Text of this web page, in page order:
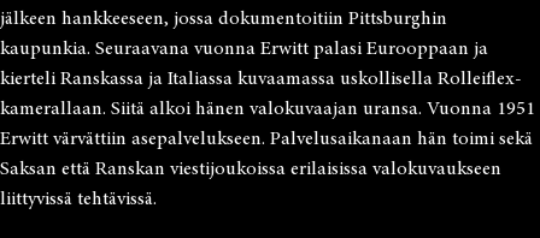
jälkeen hankkeeseen, jossa dokumentoitiin Pittsburghin
kaupunkia. Seuraavana vuonna Erwitt palasi Eurooppaan ja
kierteli Ranskassa ja Italiassa kuvaamassa uskollisella Rolleiflex-
kamerallaan. Siitä alkoi hänen valokuvaajan uransa. Vuonna 1951
Erwitt värvättiin asepalvelukseen. Palvelusaikanaan hän toimi sekä
Saksan että Ranskan viestijoukoissa erilaisissa valokuvaukseen
liittyvissä tehtävissä.